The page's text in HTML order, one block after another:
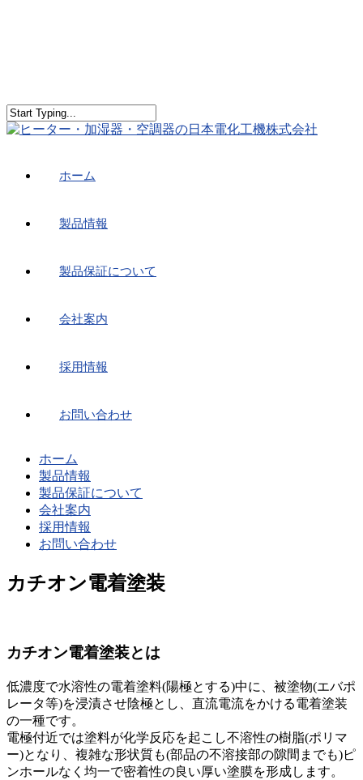
ホーム
製品情報
製品保証について
会社案内
採用情報
お問い合わせ
ホーム
製品情報
製品保証について
会社案内
採用情報
お問い合わせ
カチオン電着塗装
カチオン電着塗装とは
低濃度で水溶性の電着塗料(陽極とする)中に、被塗物(エバポ
レータ等)を浸漬させ陰極とし、直流電流をかける電着塗装
の一種です。
電極付近では塗料が化学反応を起こし不溶性の樹脂(ポリマ
ー)となり、複雑な形状質も(部品の不溶接部の隙間までも)ピ
ンホールなく均一で密着性の良い厚い塗膜を形成します。